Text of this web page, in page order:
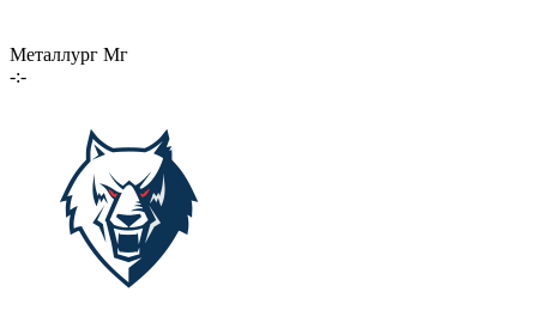
Металлург Мг
-:-